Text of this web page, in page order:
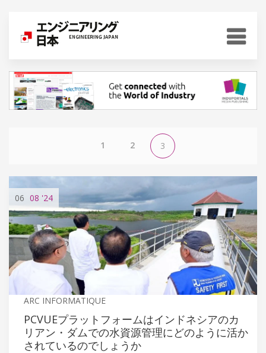
1 2 3
06 08 '24
ARC INFORMATIQUE
PCVUEプラットフォームはインドネシアのカ
リアン・ダムでの水資源管理にどのように活か
されているのでしょうか